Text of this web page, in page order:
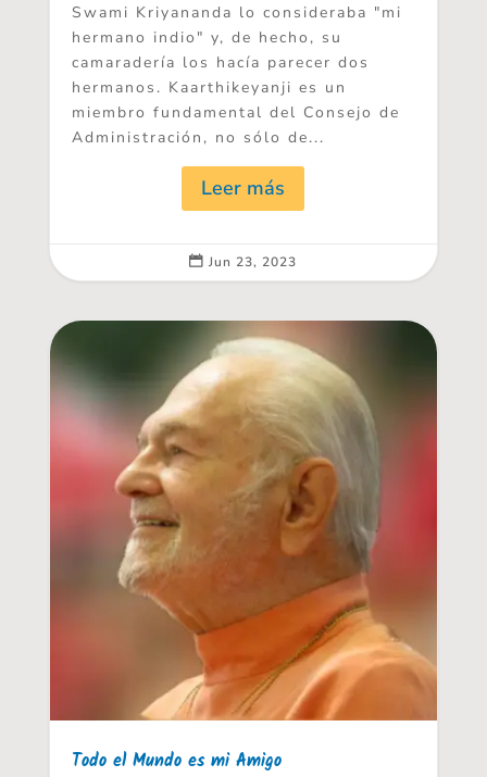
Swami Kriyananda lo consideraba "mi
hermano indio" y, de hecho, su
camaradería los hacía parecer dos
hermanos. Kaarthikeyanji es un
miembro fundamental del Consejo de
Administración, no sólo de...
Leer más
 Jun 23, 2023
Todo el Mundo es mi Amigo